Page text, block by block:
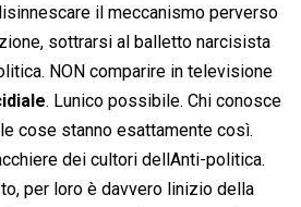
il meccanismo perverso
sottrarsi al balletto narcisista
NON comparire in televisione
. Lunico possibile. Chi conosce
cose stanno esattamente così.
dei cultori dellAnti-politica.
per loro è davvero linizio della